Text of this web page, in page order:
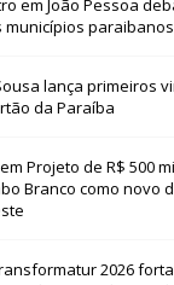
em João Pessoa
municípios paraibanos
lança primeiros
da Paraíba
em Projeto de R$ 500
Branco como novo
2026